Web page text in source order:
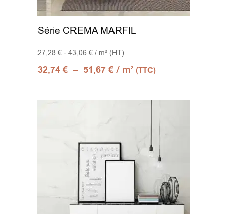
Série CREMA MARFIL
27,28 € - 43,06 € / m² (HT)
32,74€ – 51,67€ / m2 (TTC)